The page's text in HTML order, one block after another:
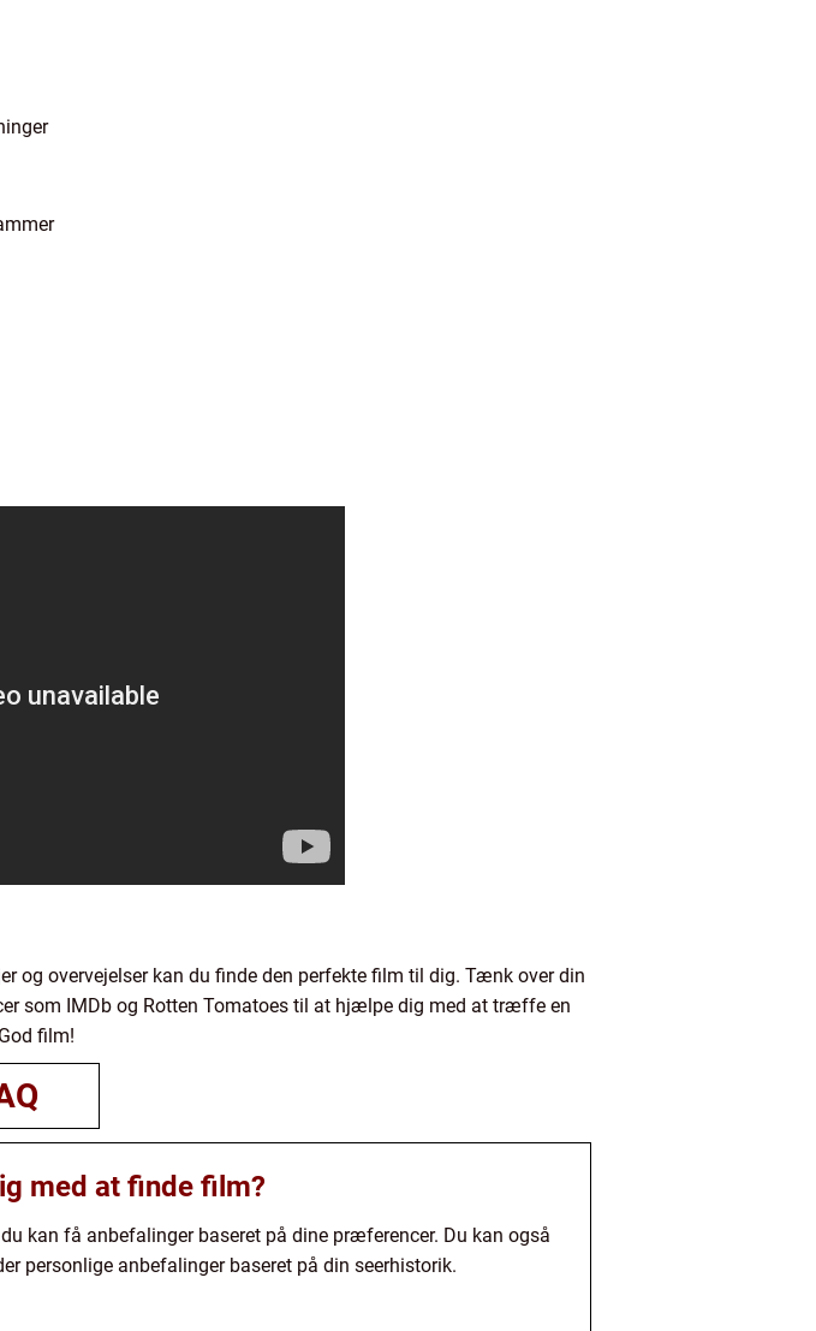
og overvejelser kan du finde den perfekte film til dig. Tænk over din
som IMDb og Rotten Tomatoes til at hjælpe dig med at træffe en
film!
med at finde film?
kan få anbefalinger baseret på dine præferencer. Du kan også
personlige anbefalinger baseret på din seerhistorik.